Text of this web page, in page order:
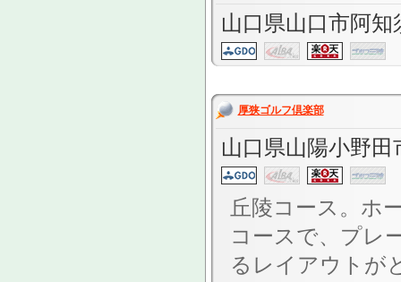
山口県山口市阿知
厚狭ゴルフ倶楽部
山口県山陽小野田
丘陵コース。ホ
コースで、プレ
るレイアウトが